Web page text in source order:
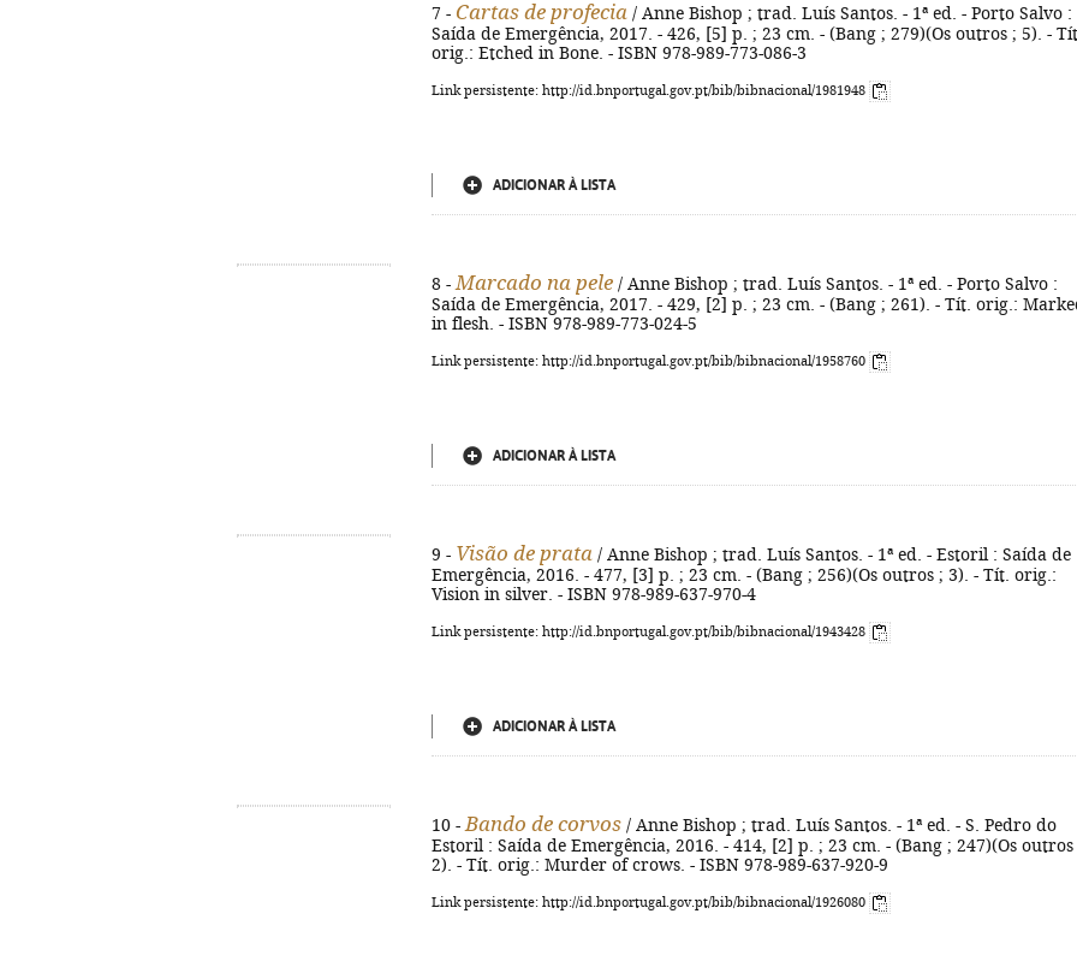
7 - Cartas de profecia / Anne Bishop ; trad. Luís Santos. - 1ª ed. - Porto Salvo :
Saída de Emergência, 2017. - 426, [5] p. ; 23 cm. - (Bang ; 279)(Os outros ; 5). - Tít.
orig.: Etched in Bone. - ISBN 978-989-773-086-3
Link persistente: http://id.bnportugal.gov.pt/bib/bibnacional/1981948
ADICIONAR À LISTA
8 - Marcado na pele / Anne Bishop ; trad. Luís Santos. - 1ª ed. - Porto Salvo :
Saída de Emergência, 2017. - 429, [2] p. ; 23 cm. - (Bang ; 261). - Tít. orig.:
in flesh. - ISBN 978-989-773-024-5
Link persistente: http://id.bnportugal.gov.pt/bib/bibnacional/1958760
ADICIONAR À LISTA
9 - Visão de prata / Anne Bishop ; trad. Luís Santos. - 1ª ed. - Estoril : Saída de
Emergência, 2016. - 477, [3] p. ; 23 cm. - (Bang ; 256)(Os outros ; 3). - Tít. orig.:
Vision in silver. - ISBN 978-989-637-970-4
Link persistente: http://id.bnportugal.gov.pt/bib/bibnacional/1943428
ADICIONAR À LISTA
10 - Bando de corvos / Anne Bishop ; trad. Luís Santos. - 1ª ed. - S. Pedro do
Estoril : Saída de Emergência, 2016. - 414, [2] p. ; 23 cm. - (Bang ; 247)(Os outros
2). - Tít. orig.: Murder of crows. - ISBN 978-989-637-920-9
Link persistente: http://id.bnportugal.gov.pt/bib/bibnacional/1926080